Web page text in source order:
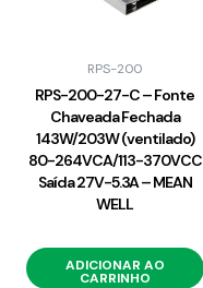
RPS-200
RPS-200-27-C – Fonte
Chaveada Fechada
143W/203W (ventilado)
80-264VCA/113-370VCC
Saída 27V-5.3A – MEAN
WELL
ADICIONAR AO
CARRINHO